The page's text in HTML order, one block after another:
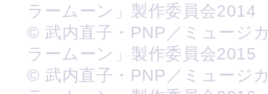
ラームーン」製作委員会2014
© 武内直子・PNP／ミュージ
ラームーン」製作委員会2015
© 武内直子・PNP／ミュージ